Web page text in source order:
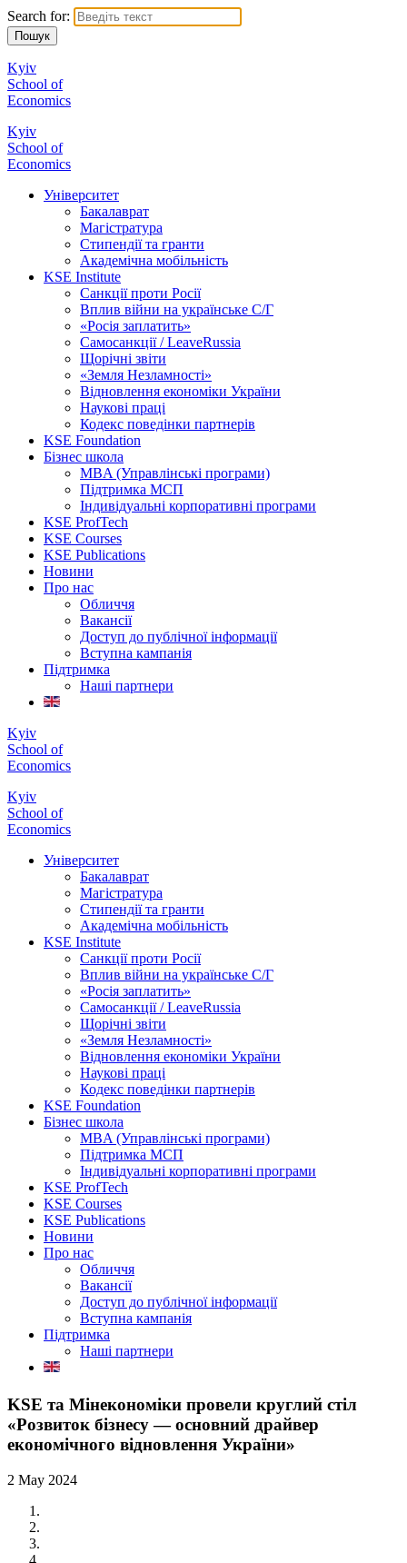
Search for:
Kyiv
School of
Economics
Kyiv
School of
Economics
Університет
Бакалаврат
Магістратура
Стипендії та гранти
Академічна мобільність
KSE Institute
Санкції проти Росії
Вплив війни на українське С/Г
«Росія заплатить»
Самосанкції / LeaveRussia
Щорічні звіти
«Земля Незламності»
Відновлення економіки України
Наукові праці
Кодекс поведінки партнерів
KSE Foundation
Бізнес школа
MBA (Управлінські програми)
Підтримка МСП
Індивідуальні корпоративні програми
KSE ProfTech
KSE Courses
KSE Publications
Новини
Про нас
Обличчя
Вакансії
Доступ до публічної інформації
Вступна кампанія
Підтримка
Наші партнери
Kyiv
School of
Economics
Kyiv
School of
Economics
Університет
Бакалаврат
Магістратура
Стипендії та гранти
Академічна мобільність
KSE Institute
Санкції проти Росії
Вплив війни на українське С/Г
«Росія заплатить»
Самосанкції / LeaveRussia
Щорічні звіти
«Земля Незламності»
Відновлення економіки України
Наукові праці
Кодекс поведінки партнерів
KSE Foundation
Бізнес школа
MBA (Управлінські програми)
Підтримка МСП
Індивідуальні корпоративні програми
KSE ProfTech
KSE Courses
KSE Publications
Новини
Про нас
Обличчя
Вакансії
Доступ до публічної інформації
Вступна кампанія
Підтримка
Наші партнери
KSE та Мінекономіки провели круглий стіл
«Розвиток бізнесу — основний драйвер
економічного відновлення України»
2 May 2024